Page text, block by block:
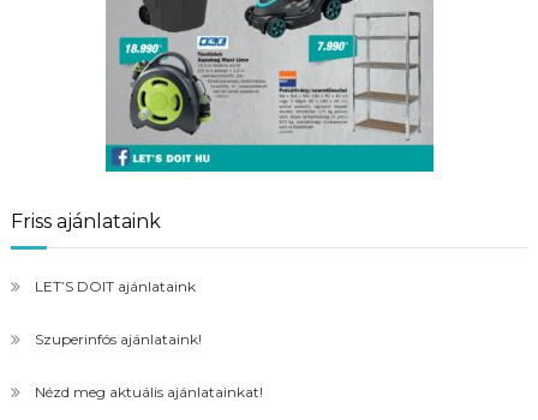
Friss ajánlataink
LET’S DOIT ajánlataink
Szuperinfós ajánlataink!
Nézd meg aktuális ajánlatainkat!